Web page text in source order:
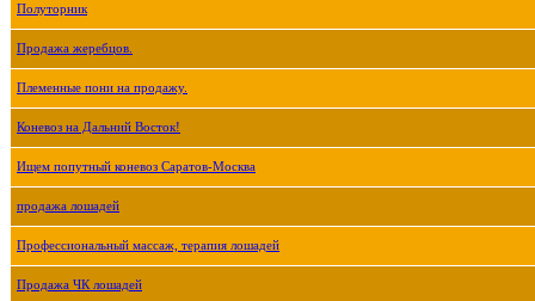
Полуторник
Продажа жеребцов.
Племенные пони на продажу.
Коневоз на Дальний Восток!
Ищем попутный коневоз Саратов-Москва
продажа лошадей
Профессиональный массаж, терапия лошадей
Продажа ЧК лошадей